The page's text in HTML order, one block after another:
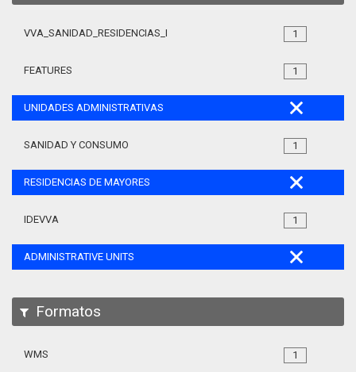
1
VVA_SANIDAD_RESIDENCIAS_MAYORES_105
1
FEATURES
UNIDADES ADMINISTRATIVAS
1
SANIDAD Y CONSUMO
RESIDENCIAS DE MAYORES
1
IDEVVA
ADMINISTRATIVE UNITS
Formatos
1
WMS